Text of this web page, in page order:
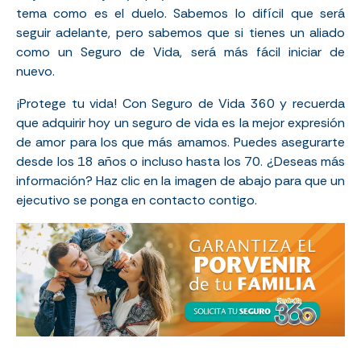
tema como es el duelo. Sabemos lo difícil que será
seguir adelante, pero sabemos que si tienes un aliado
como un Seguro de Vida, será más fácil iniciar de
nuevo.
¡Protege tu vida! Con Seguro de Vida 360 y recuerda
que adquirir hoy un seguro de vida es la mejor expresión
de amor para los que más amamos. Puedes asegurarte
desde los 18 años o incluso hasta los 70. ¿Deseas más
información? Haz clic en la imagen de abajo para que un
ejecutivo se ponga en contacto contigo.